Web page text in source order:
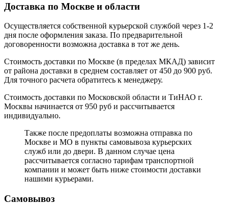
Доставка по Москве и области
Осуществляется собственной курьерской службой через 1-2
дня после оформления заказа. По предварительной
договоренности возможна доставка в тот же день.
Стоимость доставки по Москве (в пределах МКАД) зависит
от района доставки в среднем составляет от 450 до 900 руб.
Для точного расчета обратитесь к менеджеру.
Стоимость доставки по Московской области и ТиНАО г.
Москвы начинается от 950 руб и рассчитывается
индивидуально.
Также после предоплаты возможна отправка по
Москве и МО в пункты самовывоза курьерских
служб или до двери. В данном случае цена
рассчитывается согласно тарифам транспортной
компании и может быть ниже стоимости доставки
нашими курьерами.
Самовывоз